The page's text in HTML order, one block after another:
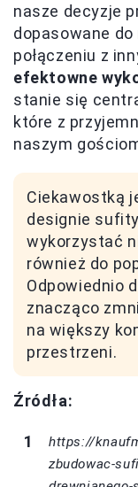
nasze decyzje
dopasowane
połączeniu z
efektowne
stanie się
które z
naszym
Ciekawostką
designie
wykorzystać
również do
Odpowiednio
znacząco
na większy
przestrzeni.
Źródła:
https://
zbudowac-